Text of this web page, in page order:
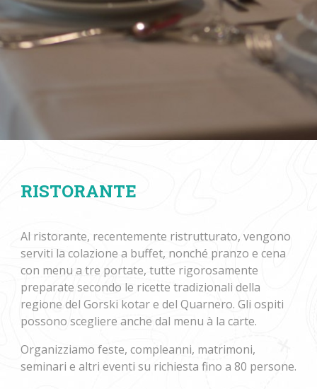
RISTORANTE
Al ristorante, recentemente ristrutturato, vengono
serviti la colazione a buffet, nonché pranzo e cena
con menu a tre portate, tutte rigorosamente
preparate secondo le ricette tradizionali della
regione del Gorski kotar e del Quarnero. Gli ospiti
possono scegliere anche dal menu à la carte.
Organizziamo feste, compleanni, matrimoni,
seminari e altri eventi su richiesta fino a 80 persone.